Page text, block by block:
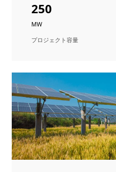
250
MW
プロジェクト容量